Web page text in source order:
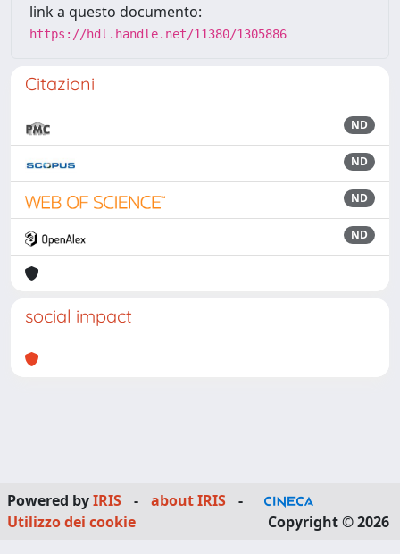
link a questo documento:
https://hdl.handle.net/11380/1305886
Citazioni
ND
ND
ND
ND
social impact
Powered byIRIS - about IRIS
-
Utilizzo dei cookie
Copyright © 2026